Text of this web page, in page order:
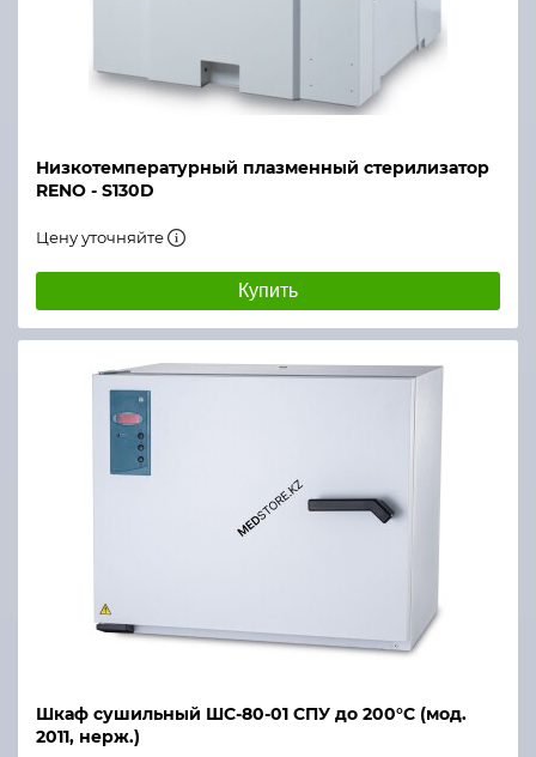
Низкотемпературный плазменный стерилизатор
RENO - S130D
Цену уточняйте
Купить
Шкаф сушильный ШС-80-01 СПУ до 200°С (мод.
2011, нерж.)